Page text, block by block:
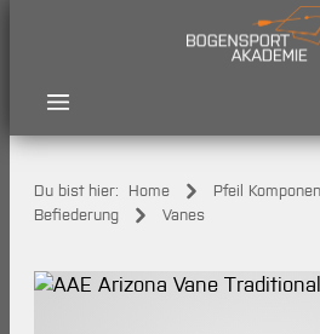
Du bist hier: Home
Pfeil
Befiederung
Vanes
Bildergalerie überspringen